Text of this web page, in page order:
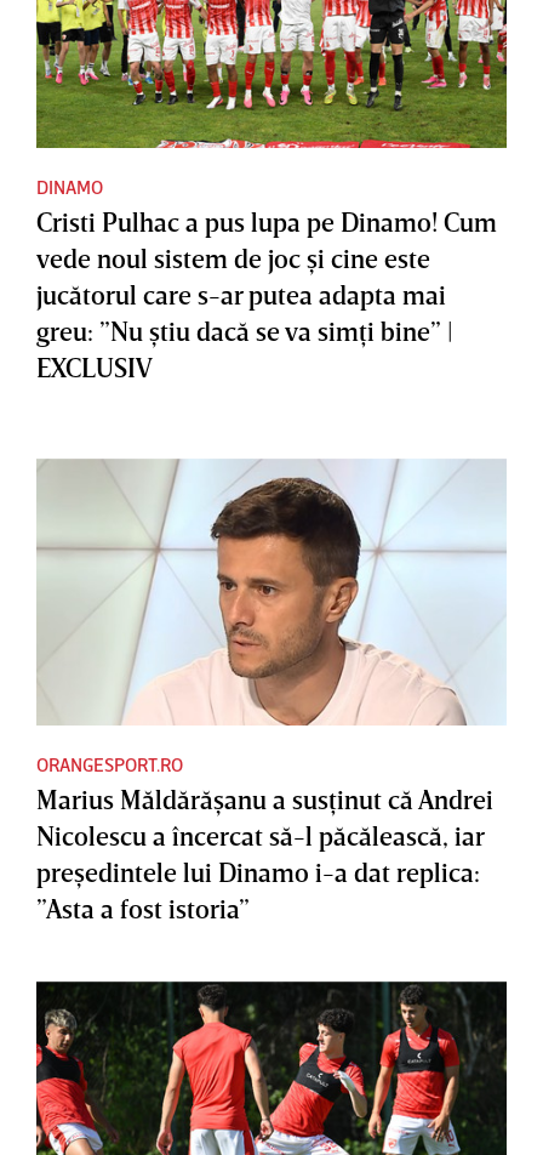
DINAMO
Cristi Pulhac a pus lupa pe Dinamo! Cum
vede noul sistem de joc şi cine este
jucătorul care s-ar putea adapta mai
greu: ”Nu ştiu dacă se va simţi bine” |
EXCLUSIV
ORANGESPORT.RO
Marius Măldărăşanu a susţinut că Andrei
Nicolescu a încercat să-l păcălească, iar
preşedintele lui Dinamo i-a dat replica:
”Asta a fost istoria”